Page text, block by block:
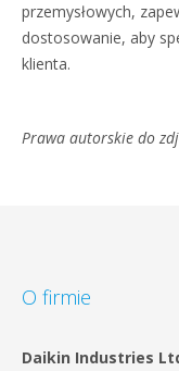
przemysłowych,
dostosowanie, aby
klienta.
Prawa autorskie do
O firmie
Daikin Industries